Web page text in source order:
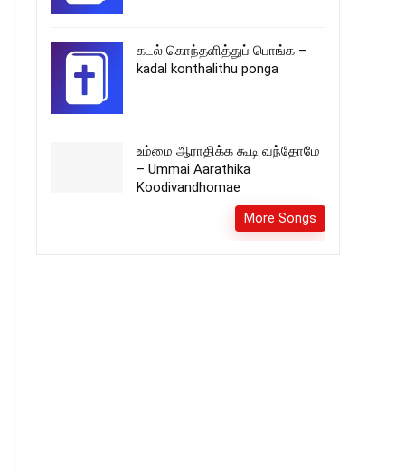
கடல் கொந்தளித்துப் பொங்க –
kadal konthalithu ponga
உம்மை ஆராதிக்க கூடி வந்தோமே
– Ummai Aarathika
Koodivandhomae
More Songs